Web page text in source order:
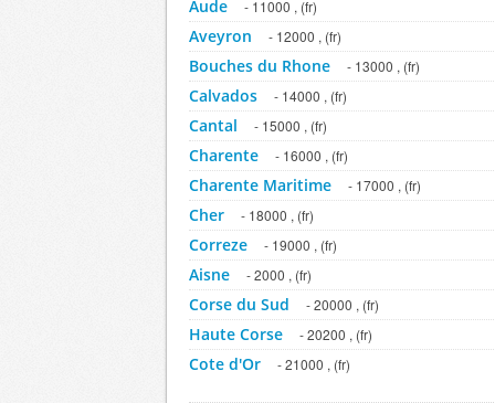
Aude - 11000 , (fr)
Aveyron - 12000 , (fr)
Bouches du Rhone - 13000 , (fr)
Calvados - 14000 , (fr)
Cantal - 15000 , (fr)
Charente - 16000 , (fr)
Charente Maritime - 17000 , (fr)
Cher - 18000 , (fr)
Correze - 19000 , (fr)
Aisne - 2000 , (fr)
Corse du Sud - 20000 , (fr)
Haute Corse - 20200 , (fr)
Cote d'Or - 21000 , (fr)